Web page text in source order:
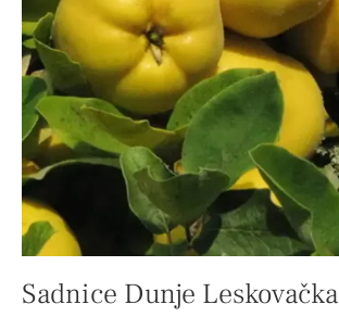
Sadnice Dunje Leskovačka